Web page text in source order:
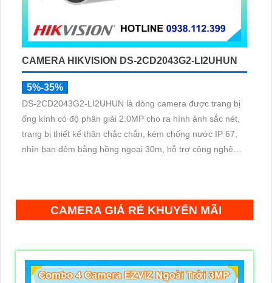
CAMERA HIKVISION DS-2CD2043G2-LI2UHUN
5%-35%
DS-2CD2043G2-LI2UHUN là dòng camera được trang bị
ống kính có độ phân giải 2.0MP cho ra hình ảnh sắc nét,
trang bị thiết kế thân chắc chắn, kèm chống nước IP 67,
nhìn ban đêm bằng hồng ngoại 30m, hỗ trợ công nghệ
CAMERA GIÁ RẺ KHUYẾN MÃI